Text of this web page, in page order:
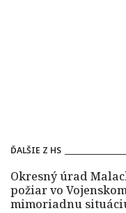
ĎALŠIE Z HS
Okresný úrad
požiar vo
mimoriadnu